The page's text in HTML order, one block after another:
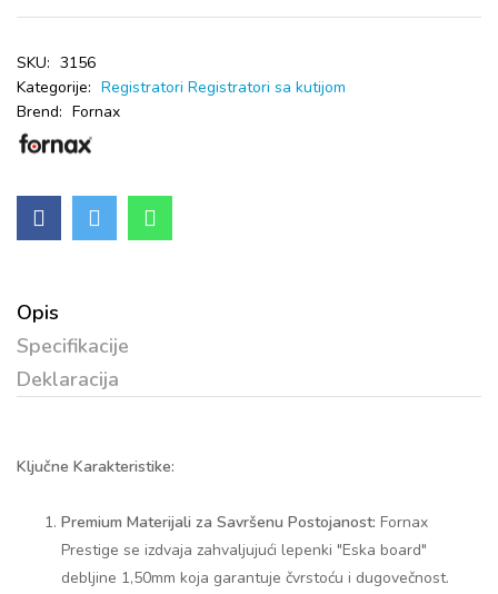
SKU: 3156
Kategorije: Registratori Registratori sa kutijom
Brend: Fornax
Opis
Specifikacije
Deklaracija
Ključne Karakteristike:
Premium Materijali za Savršenu Postojanost: Fornax
Prestige se izdvaja zahvaljujući lepenki "Eska board"
debljine 1,50mm koja garantuje čvrstoću i dugovečnost.